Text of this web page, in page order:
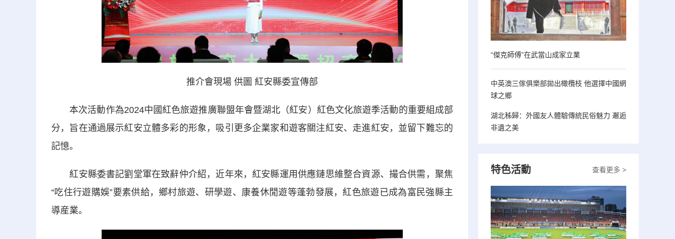
推介會現場 供圖 紅安縣委宣傳部
本次活動作為2024中國紅色旅遊推廣聯盟年會暨湖北（紅安）紅色文化旅遊季活動的重要組成部
分，旨在通過展示紅安立體多彩的形象，吸引更多企業家和遊客關注紅安、走進紅安，並留下難忘的
記憶。
紅安縣委書記劉堂軍在致辭仲介紹，近年來，紅安縣運用供應鏈思維整合資源、撮合供需，聚焦
“吃住行遊購娛”要素供給，鄉村旅遊、研學遊、康養休閒遊等蓬勃發展，紅色旅遊已成為富民強縣主
導産業。
“傑克師傅”在武當山成家立業
中英澳三傢俱樂部拋出橄欖枝 他選擇中國網
球之鄉
湖北秭歸：外國友人體驗傳統民俗魅力 邂逅
非遺之美
查看更多 >
特色活動